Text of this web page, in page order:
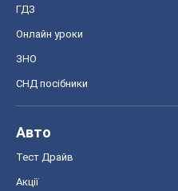
ГДЗ
Онлайн уроки
ЗНО
СНД посібники
Авто
Тест Драйв
Акції